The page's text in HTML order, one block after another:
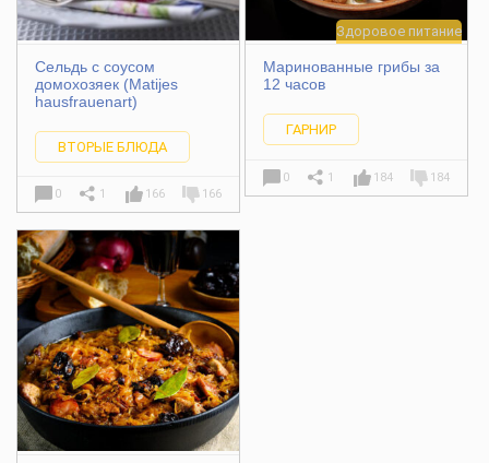
Сельдь с соусом
домохозяек (Matijes
hausfrauenart)
ВТОРЫЕ БЛЮДА
0 1 166 166
Здоровое питание
Маринованные грибы за
12 часов
ГАРНИР
0 1 184 184